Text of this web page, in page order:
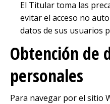
El Titular toma las
evitar el acceso no
datos de sus usuarios
Obtención de
personales
Para navegar por el sitio